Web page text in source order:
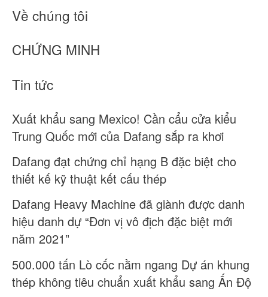
Về chúng tôi
CHỨNG MINH
Tin tức
Xuất khẩu sang Mexico! Cần cẩu cửa kiểu
Trung Quốc mới của Dafang sắp ra khơi
Dafang đạt chứng chỉ hạng B đặc biệt cho
thiết kế kỹ thuật kết cấu thép
Dafang Heavy Machine đã giành được danh
hiệu danh dự “Đơn vị vô địch đặc biệt mới
năm 2021”
500.000 tấn Lò cốc nằm ngang Dự án khung
thép không tiêu chuẩn xuất khẩu sang Ấn Độ